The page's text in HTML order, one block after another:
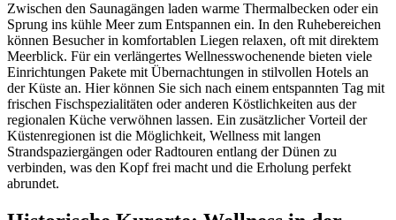
Zwischen den Saunagängen laden warme Thermalbecken oder ein
Sprung ins kühle Meer zum Entspannen ein. In den Ruhebereichen
können Besucher in komfortablen Liegen relaxen, oft mit direktem
Meerblick. Für ein verlängertes Wellnesswochenende bieten viele
Einrichtungen Pakete mit Übernachtungen in stilvollen Hotels an
der Küste an. Hier können Sie sich nach einem entspannten Tag mit
frischen Fischspezialitäten oder anderen Köstlichkeiten aus der
regionalen Küche verwöhnen lassen. Ein zusätzlicher Vorteil der
Küstenregionen ist die Möglichkeit, Wellness mit langen
Strandspaziergängen oder Radtouren entlang der Dünen zu
verbinden, was den Kopf frei macht und die Erholung perfekt
abrundet.